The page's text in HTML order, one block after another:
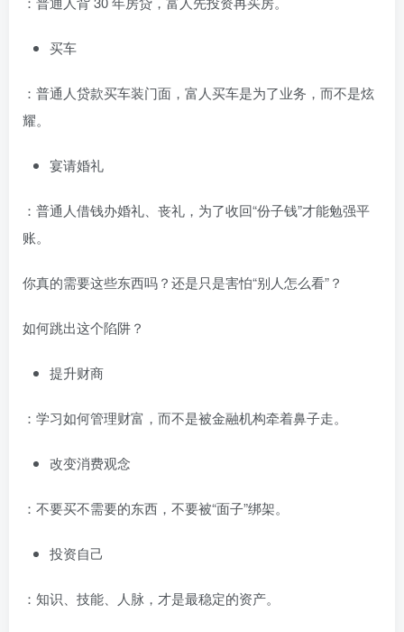
买车
：普通人贷款买车装门面，富人买车是为了业务，而不是炫
耀。
宴请婚礼
：普通人借钱办婚礼、丧礼，为了收回“份子钱”才能勉强平
账。
你真的需要这些东西吗？还是只是害怕“别人怎么看”？
如何跳出这个陷阱？
提升财商
：学习如何管理财富，而不是被金融机构牵着鼻子走。
改变消费观念
：不要买不需要的东西，不要被“面子”绑架。
投资自己
：知识、技能、人脉，才是最稳定的资产。